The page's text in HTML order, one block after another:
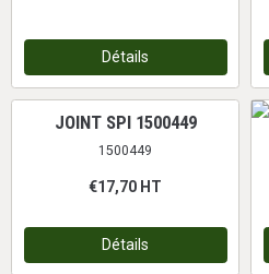
Détails
JOINT SPI 1500449
1500449
€17,70 HT
Détails